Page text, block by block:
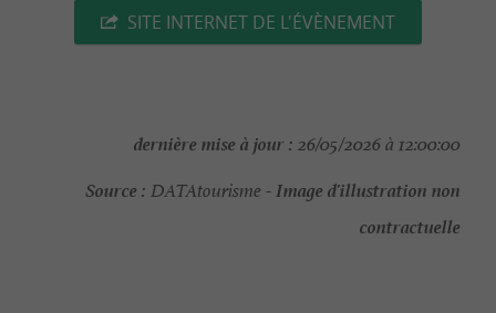
SITE INTERNET DE L'ÉVÈNEMENT
dernière mise à jour : 26/05/2026 à 12:00:00
Source : DATAtourisme -Image d'illustration non
contractuelle